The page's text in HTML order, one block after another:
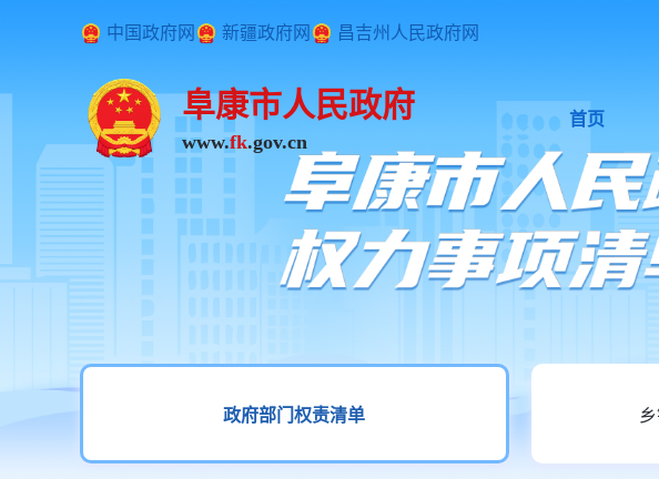
中国政府网 新疆政府网 昌吉州人民政府网
阜康市人民政府
www.fk.gov.cn
首页
政府部门权责清单